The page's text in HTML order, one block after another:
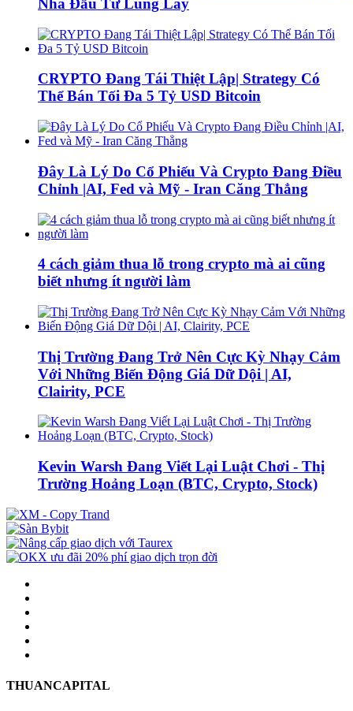
Nhà Đầu Tư Lung Lay
CRYPTO Đang Tái Thiệt Lập| Strategy Có
Thể Bán Tối Đa 5 Tỷ USD Bitcoin
Đây Là Lý Do Cổ Phiếu Và Crypto Đang Điều
Chỉnh |AI, Fed và Mỹ - Iran Căng Thẳng
4 cách giảm thua lỗ trong crypto mà ai cũng
biết nhưng ít người làm
Thị Trường Đang Trở Nên Cực Kỳ Nhạy Cảm
Với Những Biến Động Giá Dữ Dội | AI,
Clairity, PCE
Kevin Warsh Đang Viết Lại Luật Chơi - Thị
Trường Hoảng Loạn (BTC, Crypto, Stock)
THUANCAPITAL